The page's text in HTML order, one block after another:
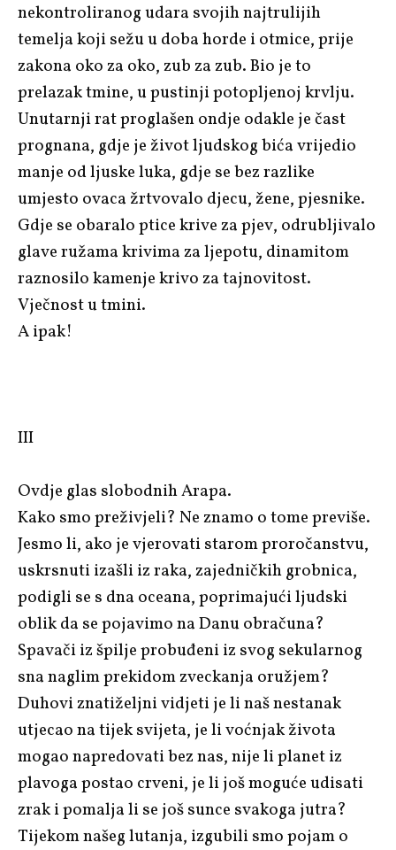
nekontroliranog udara svojih najtrulijih
temelja koji sežu u doba horde i otmice, prije
zakona oko za oko, zub za zub. Bio je to
prelazak tmine, u pustinji potopljenoj krvlju.
Unutarnji rat proglašen ondje odakle je čast
prognana, gdje je život ljudskog bića vrijedio
manje od ljuske luka, gdje se bez razlike
umjesto ovaca žrtvovalo djecu, žene, pjesnike.
Gdje se obaralo ptice krive za pjev, odrubljivalo
glave ružama krivima za ljepotu, dinamitom
raznosilo kamenje krivo za tajnovitost.
Vječnost u tmini.
A ipak!
III
Ovdje glas slobodnih Arapa.
Kako smo preživjeli? Ne znamo o tome previše.
Jesmo li, ako je vjerovati starom proročanstvu,
uskrsnuti izašli iz raka, zajedničkih grobnica,
podigli se s dna oceana, poprimajući ljudski
oblik da se pojavimo na Danu obračuna?
Spavači iz špilje probuđeni iz svog sekularnog
sna naglim prekidom zveckanja oružjem?
Duhovi znatiželjni vidjeti je li naš nestanak
utjecao na tijek svijeta, je li voćnjak života
mogao napredovati bez nas, nije li planet iz
plavoga postao crveni, je li još moguće udisati
zrak i pomalja li se još sunce svakoga jutra?
Tijekom našeg lutanja, izgubili smo pojam o